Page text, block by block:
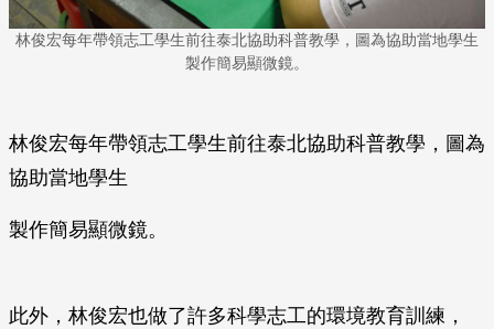
林俊宏每年帶領志工學生前往泰北協助科普教學，圖為協助當地學生
製作簡易顯微鏡。
林俊宏每年帶領志工學生前往泰北協助科普教學，圖為
協助當地學生
製作簡易顯微鏡。
此外，林俊宏也做了許多科學志工的環境教育訓練，